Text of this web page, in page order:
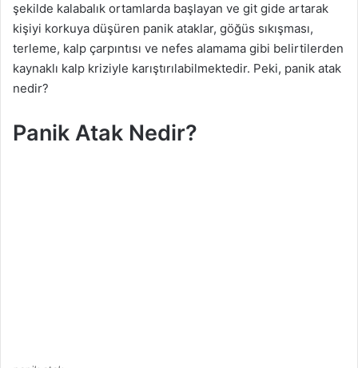
-
p
şekilde kalabalık ortamlarda başlayan ve git gide artarak
kişiyi korkuya düşüren panik ataklar, göğüs sıkışması,
terleme, kalp çarpıntısı ve nefes alamama gibi belirtilerden
kaynaklı kalp kriziyle karıştırılabilmektedir. Peki, panik atak
nedir?
Panik Atak Nedir?